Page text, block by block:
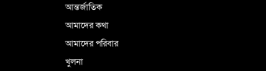
আন্তর্জাতিক
আমাদের কথা
আমাদের পরিবার
খুলনা